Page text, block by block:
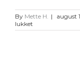
By Mette H. | august
lukket
kunst